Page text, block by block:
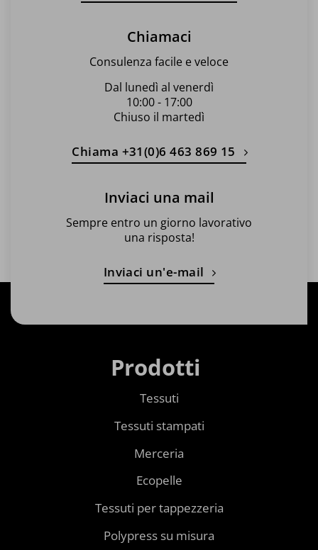
Chiamaci
Consulenza facile e veloce
Dal lunedì al venerdì
10:00 - 17:00
Chiuso il martedì
Chiama +31(0)6 463 869 15
Inviaci una mail
Sempre entro un giorno lavorativo
una risposta!
Inviaci un'e-mail
Prodotti
Tessuti
Tessuti stampati
Merceria
Ecopelle
Tessuti per tappezzeria
Polypress su misura